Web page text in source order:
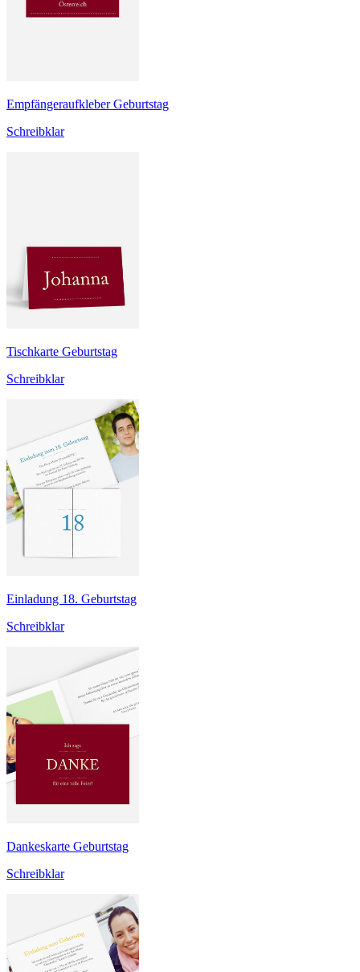
Empfängeraufkleber Geburtstag
Schreibklar
Tischkarte Geburtstag
Schreibklar
Einladung 18. Geburtstag
Schreibklar
Dankeskarte Geburtstag
Schreibklar